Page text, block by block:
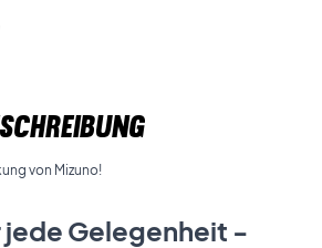
von Mizuno!
Gelegenheit -